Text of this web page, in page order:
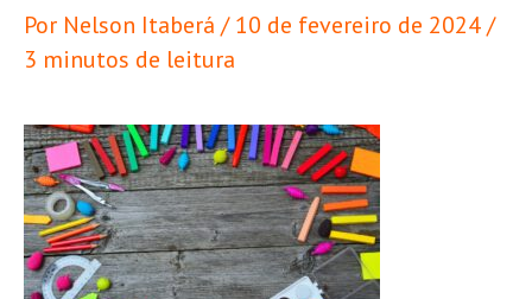
Por Nelson Itaberá /10 de fevereiro de 2024/
3 minutos de leitura